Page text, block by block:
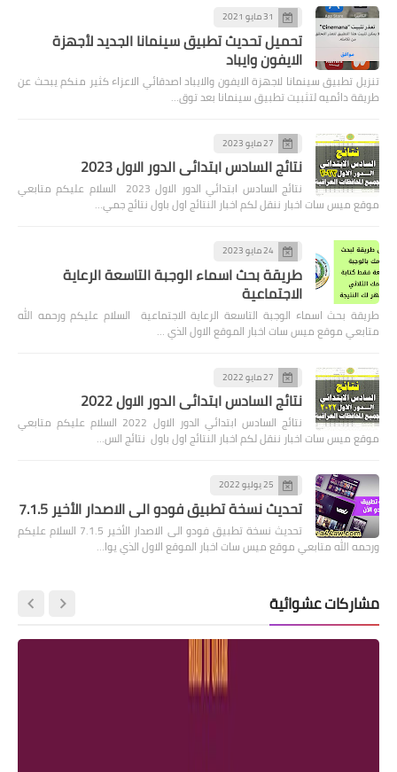
31 مايو 2021
تحميل تحديث تطبيق سينمانا الجديد لأجهزة
الايفون وايباد
تنزيل تطبيق سينمانا لاجهزة الايفون والايباد اصدقائي الاعزاء كثير منكم يبحث عن
طريقة دائميه لتثبيت تطبيق سينمانا بعد توق…
27 مايو 2023
نتائج السادس ابتدائي الدور الاول 2023
نتائج السادس ابتدائي الدور الاول 2023 السلام عليكم متابعي
موقع ميس سات اخبار ننقل لكم اخبار النتائج اول باول نتائج جمي…
24 مايو 2023
طريقة بحث اسماء الوجبة التاسعة الرعاية
الاجتماعية
طريقة بحث اسماء الوجبة التاسعة الرعاية الاجتماعية السلام عليكم ورحمه الله
متابعي موقع ميس سات اخبار الموقع الاول الذي …
27 مايو 2022
نتائج السادس ابتدائي الدور الاول 2022
نتائج السادس ابتدائي الدور الاول 2022 السلام عليكم متابعي
موقع ميس سات اخبار ننقل لكم اخبار النتائج اول باول نتائج الس…
25 يوليو 2022
تحديث نسخة تطبيق فودو الى الاصدار الأخير 7.1.5
تحديث نسخة تطبيق فودو الى الاصدار الأخير 7.1.5 السلام عليكم
ورحمه الله متابعي موقع ميس سات اخبار الموقع الاول الذي يوا…
مشاركات عشوائية